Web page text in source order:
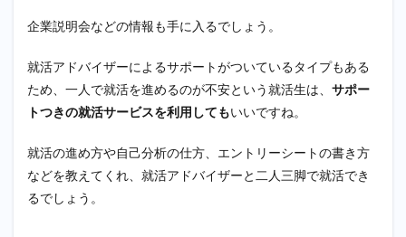
企業説明会などの情報も手に入るでしょう。
就活アドバイザーによるサポートがついているタイプもある
ため、一人で就活を進めるのが不安という就活生は、 サポー
トつきの就活サービスを利用してもいいですね。
就活の進め方や自己分析の仕方、エントリーシートの書き方
などを教えてくれ、就活アドバイザーと二人三脚で就活でき
るでしょう。